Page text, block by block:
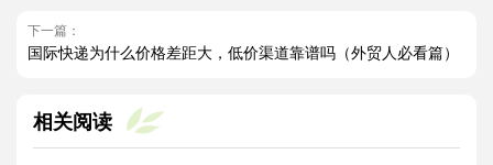
下一篇：
国际快递为什么价格差距大，低价渠道靠谱吗（外贸人必看篇）
相关阅读